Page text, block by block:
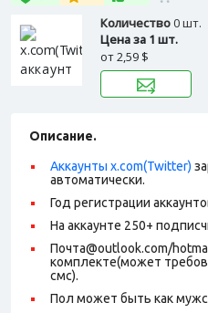
Количество0 шт.
Цена за 1 шт.
от2,59 $
Описание.
Аккаунты x.com(Twitter)
автоматически.
Год регистрации
На аккаунте 250+
Почта@outlook.com/
комплекте(может
смс).
Пол может быть как